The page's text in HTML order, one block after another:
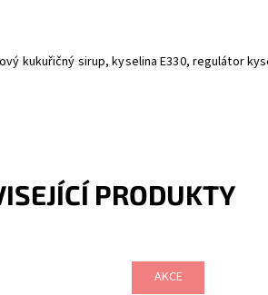
kukuřičný sirup, kyselina E330, regulátor
PRODUKTY
AKCE